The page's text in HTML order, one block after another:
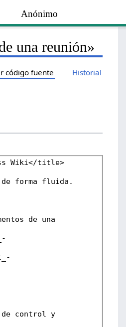
Anónimo
una reunión»
código fuente Historial